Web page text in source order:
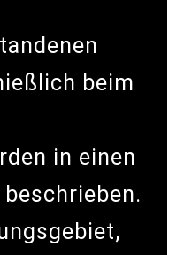
beim
in einen